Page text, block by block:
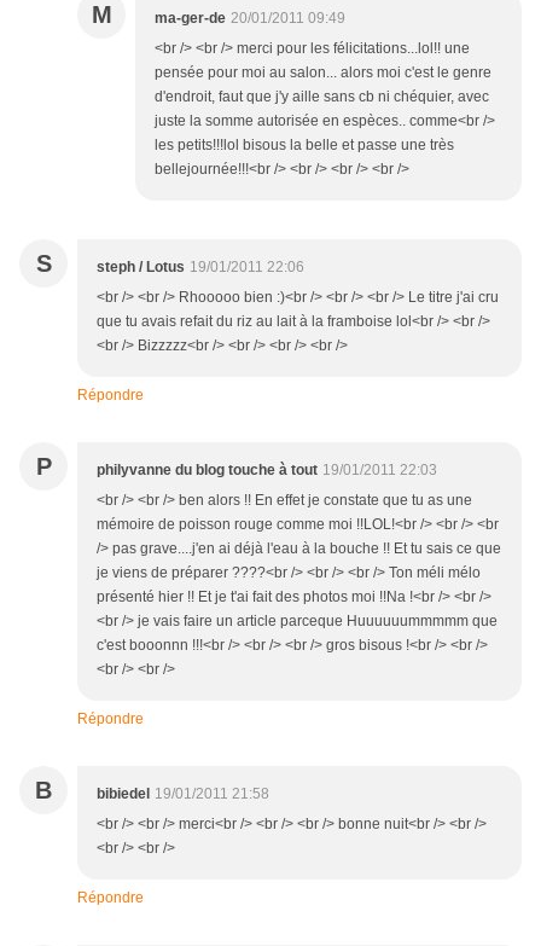
M ma-ger-de 20/01/2011 09:49
<br /> <br /> merci pour les félicitations...lol!! une
pensée pour moi au salon... alors moi c'est le genre
d'endroit, faut que j'y aille sans cb ni chéquier, avec
juste la somme autorisée en espèces.. comme<br />
les petits!!!lol bisous la belle et passe une très
bellejournée!!!<br /> <br /> <br /> <br />
S steph / Lotus 19/01/2011 22:06
<br /> <br /> Rhooooo bien :)<br /> <br /> <br /> Le titre j'ai cru
que tu avais refait du riz au lait à la framboise lol<br /> <br />
<br /> Bizzzzz<br /> <br /> <br /> <br />
Répondre
P philyvanne du blog touche à tout 19/01/2011 22:03
<br /> <br /> ben alors !! En effet je constate que tu as une
mémoire de poisson rouge comme moi !!LOL!<br /> <br /> <br
/> pas grave....j'en ai déjà l'eau à la bouche !! Et tu sais ce que
je viens de préparer ????<br /> <br /> <br /> Ton méli mélo
présenté hier !! Et je t'ai fait des photos moi !!Na !<br /> <br />
<br /> je vais faire un article parceque Huuuuuummmmm que
c'est booonnn !!!<br /> <br /> <br /> gros bisous !<br /> <br />
<br /> <br />
Répondre
B bibiedel 19/01/2011 21:58
<br /> <br /> merci<br /> <br /> <br /> bonne nuit<br /> <br />
<br /> <br />
Répondre